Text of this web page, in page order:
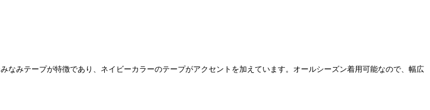
みテープが特徴であり、ネイビーカラーのテープがアクセントを加えています。オールシーズン着用可能なので、幅広